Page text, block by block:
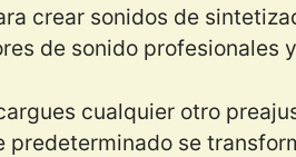
crear sonidos de
de sonido profesionales
cualquier otro
predeterminado se